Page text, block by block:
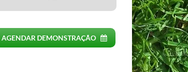
AGENDAR DEMONSTRAÇÃO